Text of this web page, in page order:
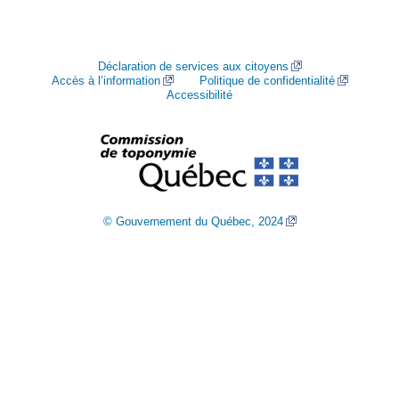
Déclaration de services aux citoyens
Accès à l’information
Politique de confidentialité
Accessibilité
© Gouvernement du Québec, 2024